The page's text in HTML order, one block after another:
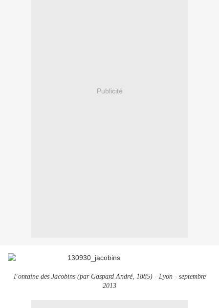
Publicité
Fontaine des Jacobins (par Gaspard André, 1885) - Lyon - septembre
2013